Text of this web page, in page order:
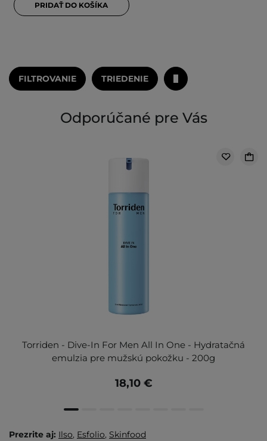
PRIDAŤ DO KOŠÍKA
FILTROVANIE TRIEDENIE
Odporúčané pre Vás
Torriden - Dive-In For Men All In One - Hydratačná
emulzia pre mužskú pokožku - 200g
18,10 €
Prezrite aj: Ilso, Esfolio, Skinfood